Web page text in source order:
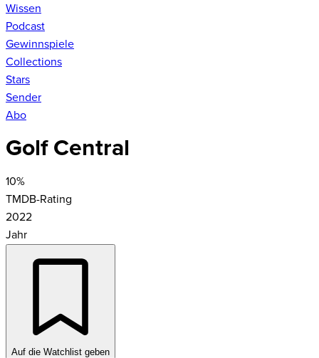
Wissen
Podcast
Gewinnspiele
Collections
Stars
Sender
Abo
Golf Central
10%
TMDB-Rating
2022
Jahr
Auf die Watchlist geben